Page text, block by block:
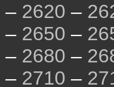
– 2620 –
– 2650 –
– 2680 –
– 2710 –